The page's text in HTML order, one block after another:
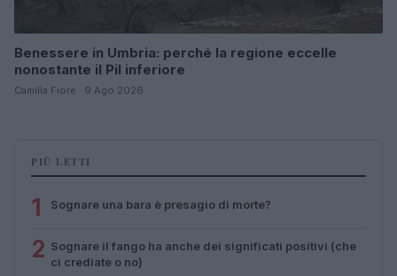
Benessere in Umbria: perché la regione eccelle
nonostante il Pil inferiore
Camilla Fiore · 9 Ago 2026
PIÙ LETTI
1 Sognare una bara è presagio di morte?
2 Sognare il fango ha anche dei significati positivi (che
ci crediate o no)